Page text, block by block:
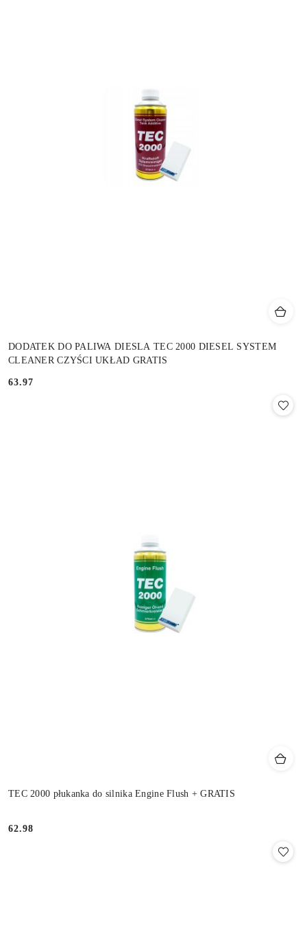
DODATEK DO PALIWA DIESLA TEC 2000 DIESEL SYSTEM
CLEANER CZYŚCI UKŁAD GRATIS
Cena:
63.97
TEC 2000 płukanka do silnika Engine Flush + GRATIS
Cena:
62.98